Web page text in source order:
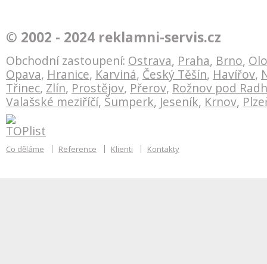
Vektorový model těžby plynu
Green Gas DPB
Bankovní technika
redesign logotypu
© 2002 - 2024 reklamni-servis.cz
Obchodní zastoupení: Ostrava, Praha, Brno,
Opava, Hranice, Karviná, Český Těšín, Havířov,
Třinec, Zlín, Prostějov, Přerov, Rožnov pod
Valašské meziříčí, Šumperk, Jeseník, Krnov,
Co děláme Reference Klienti Kontakty